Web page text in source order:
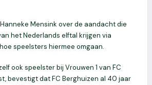
Mensink over de aandacht die
het Nederlands elftal krijgen via
speelsters hiermee omgaan.
ook speelster bij Vrouwen 1 van FC
bevestigt dat FC Berghuizen al 40 jaar